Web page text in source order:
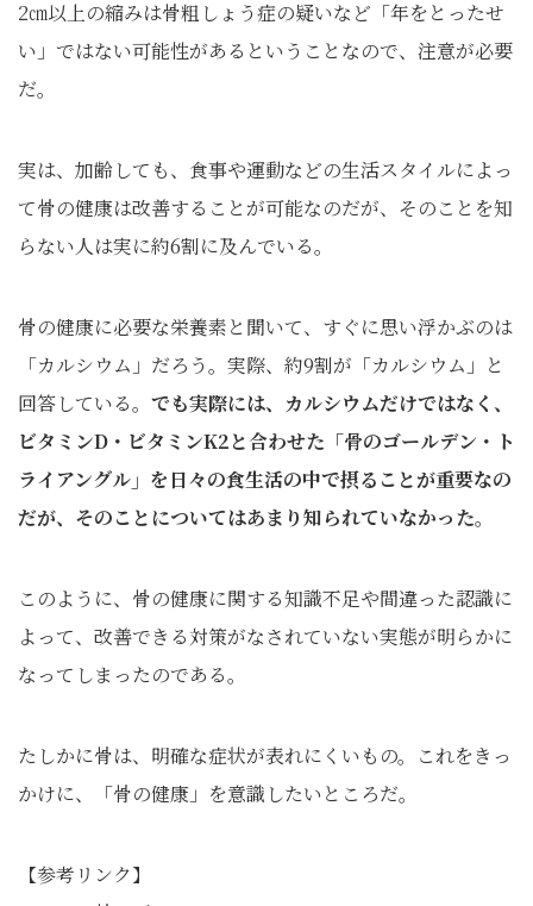
2㎝以上の縮みは骨粗しょう症の疑いなど「年をとったせ
い」ではない可能性があるということなので、注意が必要
だ。
実は、加齢しても、食事や運動などの生活スタイルによっ
て骨の健康は改善することが可能なのだが、そのことを知
らない人は実に約6割に及んでいる。
骨の健康に必要な栄養素と聞いて、すぐに思い浮かぶのは
「カルシウム」だろう。実際、約9割が「カルシウム」と
回答している。 でも実際には、カルシウムだけではなく、
ビタミンD・ビタミンK2と合わせた「骨のゴールデン・ト
ライアングル」を日々の食生活の中で摂ることが重要なの
だが、そのことについてはあまり知られていなかった。
このように、骨の健康に関する知識不足や間違った認識に
よって、改善できる対策がなされていない実態が明らかに
なってしまったのである。
たしかに骨は、明確な症状が表れにくいもの。これをきっ
かけに、「骨の健康」を意識したいところだ。
【参考リンク】